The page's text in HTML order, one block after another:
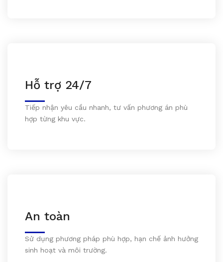
Hỗ trợ 24/7
Tiếp nhận yêu cầu nhanh, tư vấn phương án phù
hợp từng khu vực.
An toàn
Sử dụng phương pháp phù hợp, hạn chế ảnh hưởng
sinh hoạt và môi trường.